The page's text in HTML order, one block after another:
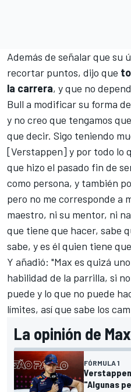
Además de señalar que
recortar puntos, dijo que
la carrera, y que no
Bull a modificar su forma
y no creo que tengamos
que decir. Sigo teniendo
[Verstappen] y por todo lo
que hizo el pasado fin de
como persona, y también
pero no me corresponde a
maestro, ni su mentor, ni
que tiene que hacer, sabe
sabe, y es él quien tiene
Y añadió: "Max es quizá
habilidad de la parrilla, si
puede y lo que no puede
límites, así que sabe los
La opinión de
FÓRMULA 1
"Algunas